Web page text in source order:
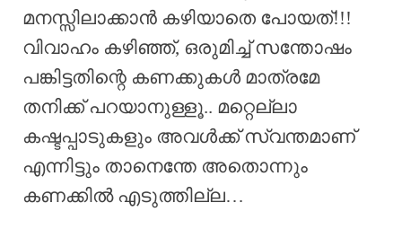
മനസ്സിലാക്കാൻ കഴിയാതെ പോയത്!!!
വിവാഹം കഴിഞ്ഞ്, ഒരുമിച്ച് സന്തോഷം
പങ്കിട്ടതിന്റെ കണക്കുകൾ മാത്രമേ
തനിക്ക് പറയാനുള്ളൂ.. മറ്റെല്ലാ
കഷ്ടപ്പാടുകളും അവൾക്ക് സ്വന്തമാണ്
എന്നിട്ടും താനെന്തേ അതൊന്നും
കണക്കിൽ എടുത്തില്ല…